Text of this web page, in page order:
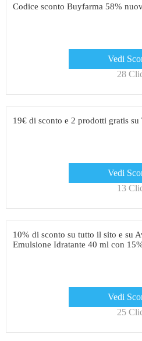
Codice sconto Buyfarma 58%
Vedi
28
19€ di sconto e 2 prodotti gratis su
Vedi
13
10% di sconto su tutto il sito e su
Emulsione Idratante 40 ml con
Vedi
25